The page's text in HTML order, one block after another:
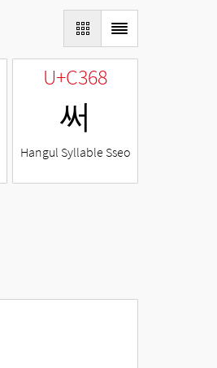
U+C368
써
Hangul Syllable Sseo